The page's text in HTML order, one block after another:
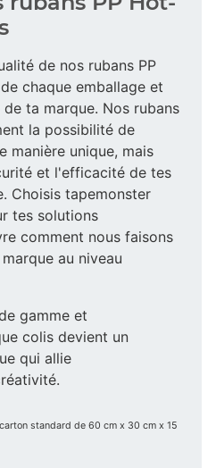
de nos rubans PP
chaque emballage et
ta marque. Nos rubans
la possibilité de
manière unique, mais
et l'efficacité de tes
Choisis tapemonster
tes solutions
comment nous faisons
au niveau
gamme et
colis devient un
qui allie
standard de 60 cm x 30 cm x 15